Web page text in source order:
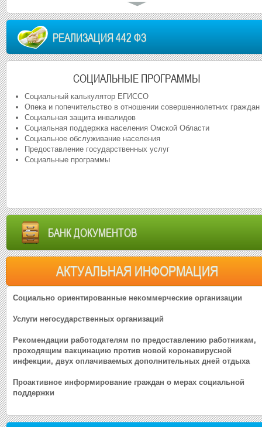
РЕАЛИЗАЦИЯ 442 ФЗ
СОЦИАЛЬНЫЕ ПРОГРАММЫ
Социальный калькулятор ЕГИССО
Опека и попечительство в отношении совершеннолетних граждан
Социальная защита инвалидов
Социальная поддержка населения Омской Области
Социальное обслуживание населения
Предоставление государственных услуг
Социальные программы
БАНК ДОКУМЕНТОВ
АКТУАЛЬНАЯ ИНФОРМАЦИЯ
Социально ориентированные некоммерческие организации
Услуги негосударственных организаций
Рекомендации работодателям по предоставлению работникам,
проходящим вакцинацию против новой коронавирусной
инфекции, двух оплачиваемых дополнительных дней отдыха
Проактивное информирование граждан о мерах социальной
поддержки